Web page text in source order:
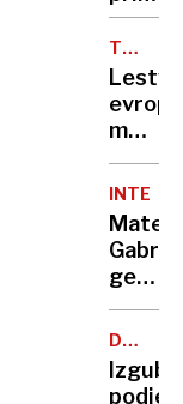
z
se je
policija
TOP
10
mest,
kjer
je
zares
dobra
in
poceni
zabava
Matej
Mestni
vozijo
manj
DUH
ČASA